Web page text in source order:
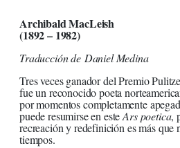
Archibald MacLeish
(1892 – 1982)
Traducción de Daniel Medina
Tres veces ganador del Premio
fue un reconocido poeta
por momentos completamente
puede resumirse en esteArs poetica,
recreación y redefinición es más que
tiempos.